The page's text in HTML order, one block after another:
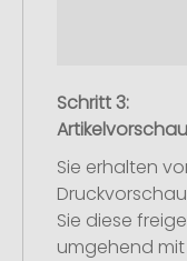
Schritt 3:
Sie erhalten
Sie diese
umgehend